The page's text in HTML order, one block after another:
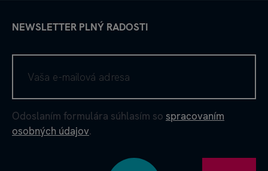
NEWSLETTER PLNÝ RADOSTI
Odoslaním formulára súhlasím so spracovaním
osobných údajov.